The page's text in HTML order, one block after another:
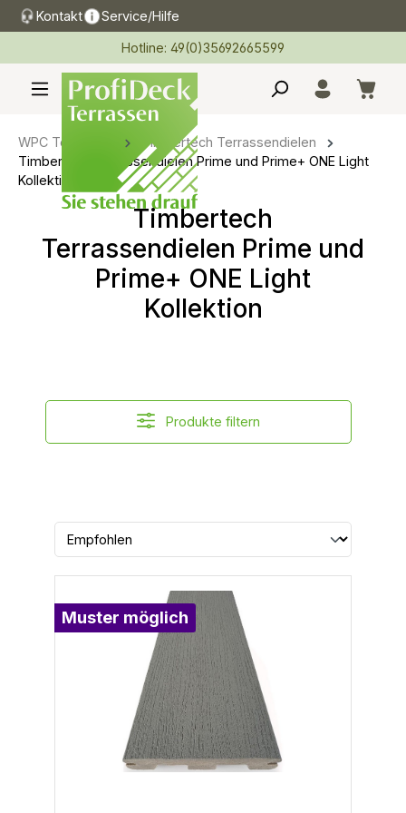
springen
Kontakt Service/Hilfe
Hotline: 49(0)35692665599
WPC Terrassen
Timbertech Terrassendielen
Timbertech Terrassendielen Prime und Prime+ ONE Light
Kollektion
Timbertech
Terrassendielen Prime und
Prime+ ONE Light
Kollektion
Produkte filtern
Muster möglich